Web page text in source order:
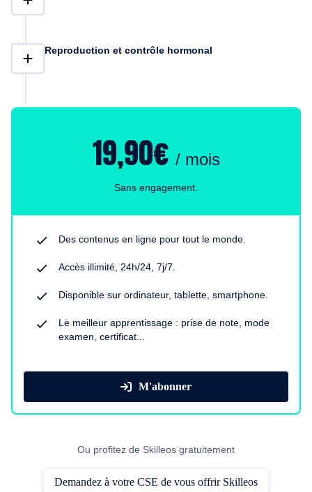
Reproduction et contrôle hormonal
19,90€ / mois
Sans engagement.
Des contenus en ligne pour tout le monde.
Accès illimité, 24h/24, 7j/7.
Disponible sur ordinateur, tablette, smartphone.
Le meilleur apprentissage : prise de note, mode
examen, certificat...
M'abonner
Ou profitez de Skilleos gratuitement
Demandez à votre CSE de vous offrir Skilleos